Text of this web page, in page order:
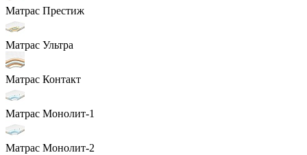
Матрас Престиж
Матрас Ультра
Матрас Контакт
Матрас Монолит-1
Матрас Монолит-2